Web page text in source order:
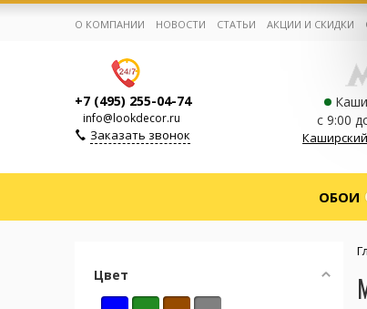
Корзина:0
Избранное:0 товаров
Каталог
О КОМПАНИИ НОВОСТИ СТАТЬИ АКЦИИ И СКИДКИ
+7 (495) 255-04-74
info@lookdecor.ru
Заказать звонок
с 9:00
ОБОИ
Цвет